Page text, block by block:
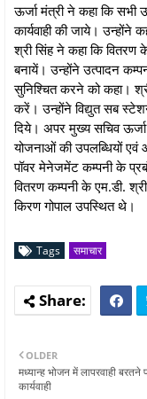
ऊर्जा मंत्री ने कहा कि सभी
कार्यवाही की जाये। उन्होंने
श्री सिंह ने कहा कि वितरण
बनायें। उन्होंने उत्पादन
सुनिश्चित करने को कहा।
करें। उन्होंने विद्युत सब
दिये। अपर मुख्य सचिव
योजनाओं की उपलब्धियों एवं
पॉवर मेनेजमेंट कम्पनी के
वितरण कम्पनी के एम.डी.
किरण गोपाल उपस्थित थे।
Tags समाचार
OLDER
मध्यान्ह भोजन में लापरवाही बरतने
कार्यवाही